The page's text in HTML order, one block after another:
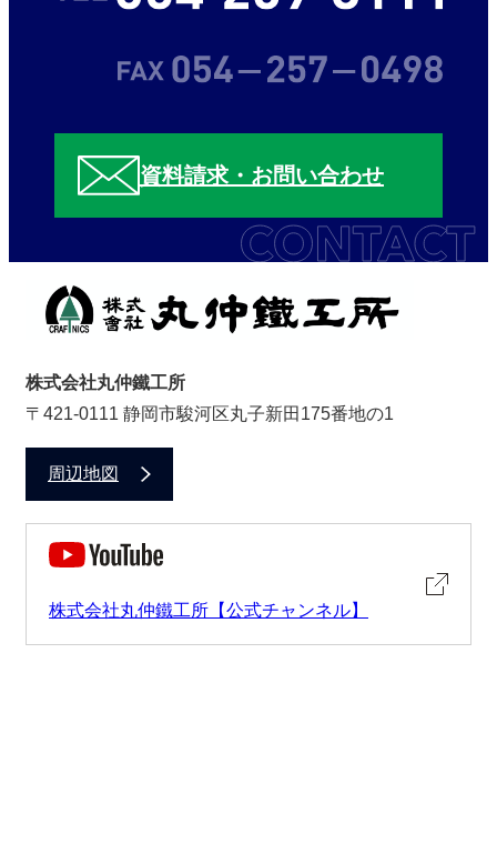
資料請求・お問い合わせ
株式会社丸仲鐵工所
〒421-0111 静岡市駿河区丸子新田175番地の1
周辺地図
株式会社丸仲鐵工所【公式チャンネル】